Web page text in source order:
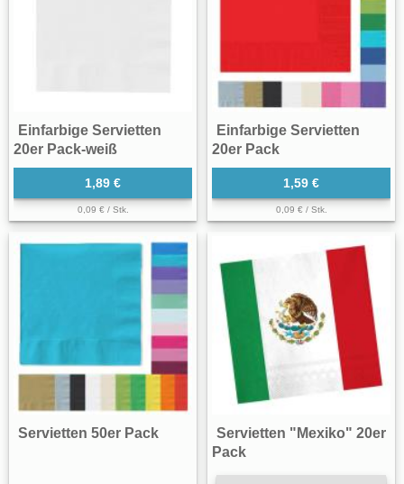
Einfarbige Servietten
20er Pack-weiß
1,89 €
0,09 € / Stk.
Einfarbige Servietten
20er Pack
1,59 €
0,09 € / Stk.
Servietten 50er Pack
Servietten "Mexiko" 20er
Pack